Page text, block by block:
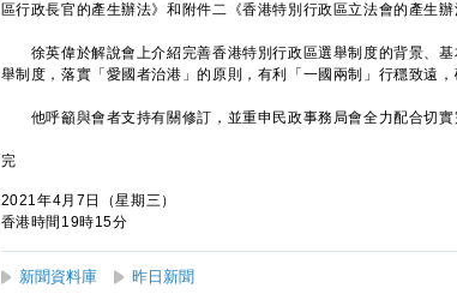
區行政長官的產生辦法》和附件二《香港特別行政區立法會的產生辦
徐英偉於解說會上介紹完善香港特別行政區選舉制度的背景、基
舉制度，落實「愛國者治港」的原則，有利「一國兩制」行穩致遠，
他呼籲與會者支持有關修訂，並重申民政事務局會全力配合切
完
2021年4月7日（星期三）
香港時間19時15分
新聞資料庫 昨日新聞